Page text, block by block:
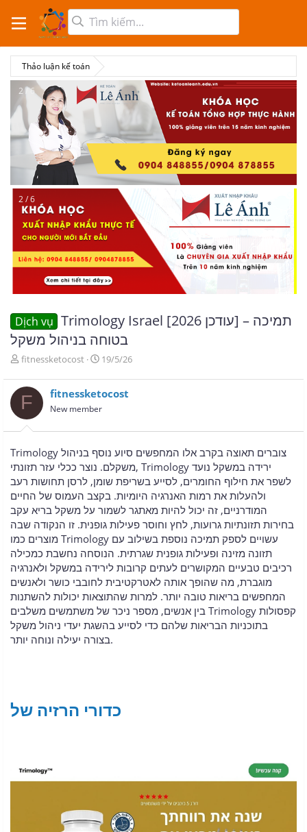
Thảo luận kế toán
2 / 6
2 / 6
Dịch vụ Trimology Israel [עודכן 2026] – תמיכה
בטוחה בניהול משקל
T
r
e
a
d
s
a
r
t
e
r
fitnessketocost
N
à
y
g
i
19/5/26
F fitnessketocost
New member
Trimology צוברים תאוצה בקרב אלו המחפשים סיוע נוסף בניהול
משקלם. נוצר ככלי עזר תזונתי, Trimology ירידה במשקל נועד
לשפר את חילוף החומרים, לסייע בשריפת שומן, לרסן תחושות רעב
ולהעלות את רמות האנרגיה היומיות. בקצב העמוס של החיים
המודרניים, זה יכול להיות מאתגר לשמור על משקל בריא עקב
בחירות תזונתיות גרועות, לחץ וחוסר פעילות גופנית. זו הנקודה שבה
מוצרים כמו Trimology עשויים לספק תמיכה נוספת בשילוב עם
תזונה מזינה ופעילות גופנית שגרתית. הנוסחה נחשבת כמכילה
רכיבים טבעיים המקושרים לעתים קרובות לירידה במשקל ולאנרגיה
מוגברת, מה שהופך אותה לאטרקטיבית לחובבי כושר ולאנשים
המחפשים בריאות טובה יותר. למרות שהתוצאות יכולות להשתנות
בין אנשים, מספר ניכר של משתמשים משלבים Trimology קפסולות
בתוכניות הבריאות שלהם כדי לסייע בהשגת יעדי ניהול משקל
בצורה יעילה ונוחה יותר.